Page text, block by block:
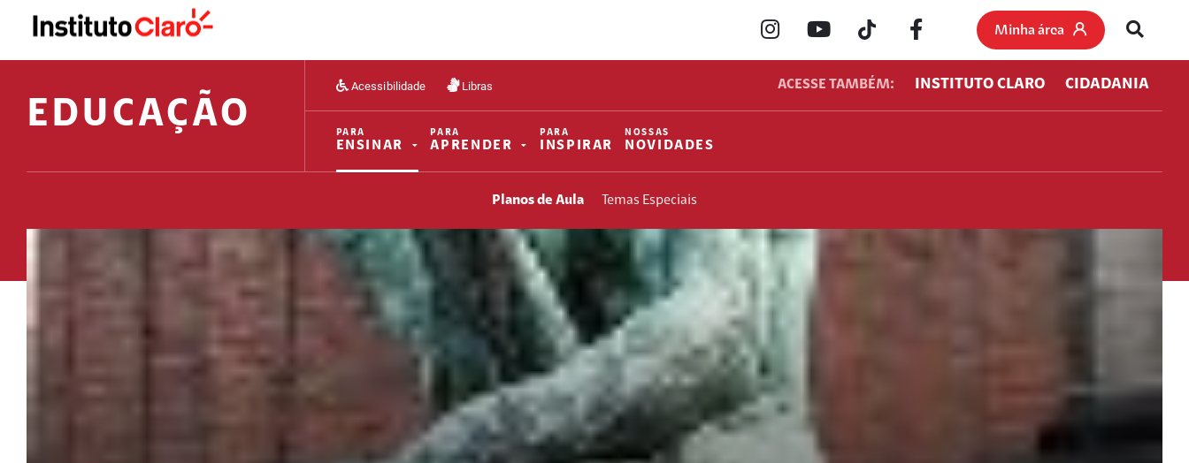
Minha área
EDUCAÇÃO
Acessibilidade Libras ACESSE TAMBÉM: INSTITUTO CLARO CIDADANIA
PARA
ENSINAR
PARA
APRENDER
PARA
INSPIRAR
NOSSAS
NOVIDADES
Planos de Aula Temas Especiais